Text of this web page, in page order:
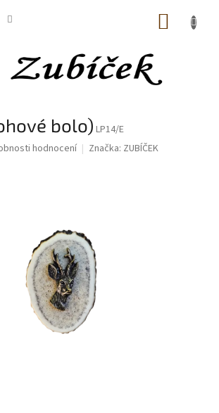
bolo) LP14/E
hodnocení Značka: ZUBÍČEK